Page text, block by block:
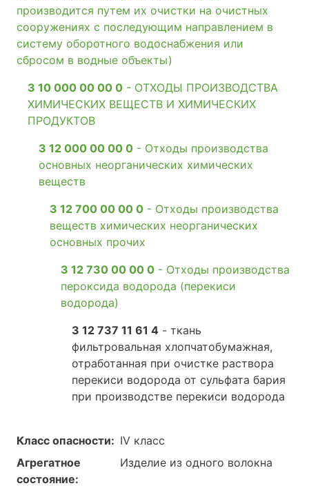
производится путем их очистки на очистных
сооружениях с последующим направлением в
систему оборотного водоснабжения или
сбросом в водные объекты)
3 10 000 00 00 0 - ОТХОДЫ ПРОИЗВОДСТВА
ХИМИЧЕСКИХ ВЕЩЕСТВ И ХИМИЧЕСКИХ
ПРОДУКТОВ
3 12 000 00 00 0 - Отходы производства
основных неорганических химических
веществ
3 12 700 00 00 0 - Отходы производства
веществ химических неорганических
основных прочих
3 12 730 00 00 0 - Отходы производства
пероксида водорода (перекиси
водорода)
3 12 737 11 61 4 - ткань
фильтровальная хлопчатобумажная,
отработанная при очистке раствора
перекиси водорода от сульфата бария
при производстве перекиси водорода
Класс опасности: IV класс
Агрегатное
состояние:
Изделие из одного волокна